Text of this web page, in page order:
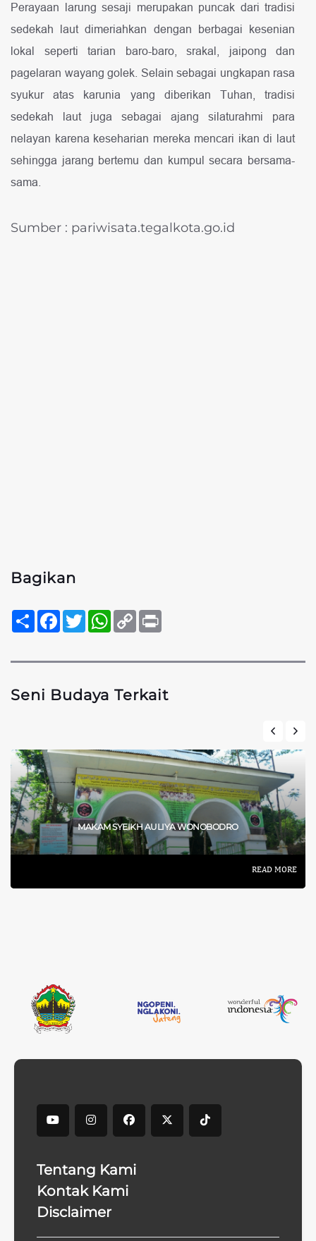
Perayaan larung sesaji merupakan puncak dari tradisi
sedekah laut dimeriahkan dengan berbagai kesenian
lokal seperti tarian baro-baro, srakal, jaipong dan
pagelaran wayang golek. Selain sebagai ungkapan rasa
syukur atas karunia yang diberikan Tuhan, tradisi
sedekah laut juga sebagai ajang silaturahmi para
nelayan karena keseharian mereka mencari ikan di laut
sehingga jarang bertemu dan kumpul secara bersama-
sama.
Sumber : pariwisata.tegalkota.go.id
Bagikan
SambungFacebook
TwitterWhatsApp
Copy
Link
Seni Budaya Terkait
MAKAM SYEIKH AULIYA WONOBODRO
READ MORE
Tentang Kami
Kontak Kami
Disclaimer